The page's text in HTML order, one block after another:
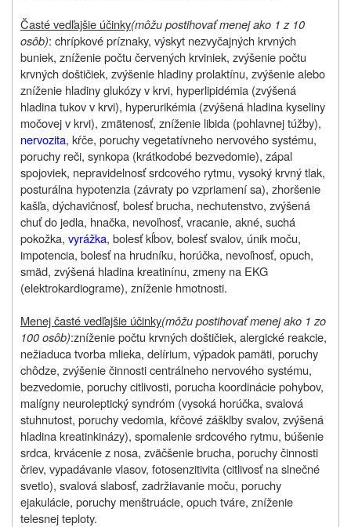
Časté vedľajšie účinky(môžu postihovať menej ako 1 z 10
osôb): chrípkové príznaky, výskyt nezvyčajných krvných
buniek, zníženie počtu červených krviniek, zvýšenie počtu
krvných doštičiek, zvýšenie hladiny prolaktínu, zvýšenie alebo
zníženie hladiny glukózy v krvi, hyperlipidémia (zvýšená
hladina tukov v krvi), hyperurikémia (zvýšená hladina kyseliny
močovej v krvi), zmätenosť, zníženie libida (pohlavnej túžby),
nervozita, kŕče, poruchy vegetatívneho nervového systému,
poruchy reči, synkopa (krátkodobé bezvedomie), zápal
spojoviek, nepravidelnosť srdcového rytmu, vysoký krvný tlak,
posturálna hypotenzia (závraty po vzpriamení sa), zhoršenie
kašľa, dýchavičnosť, bolesť brucha, nechutenstvo, zvýšená
chuť do jedla, hnačka, nevoľnosť, vracanie, akné, suchá
pokožka, vyrážka, bolesť kĺbov, bolesť svalov, únik moču,
impotencia, bolesť na hrudníku, horúčka, nevoľnosť, opuch,
smäd, zvýšená hladina kreatinínu, zmeny na EKG
(elektrokardiograme), zníženie hmotnosti.
Menej časté vedľajšie účinky(môžu postihovať menej ako 1 zo
100 osôb):zníženiepočtu krvných doštičiek, alergické reakcie,
nežiaduca tvorba mlieka, delírium, výpadok pamäti, poruchy
chôdze, zvýšenie činnosti centrálneho nervového systému,
bezvedomie, poruchy citlivosti, porucha koordinácie pohybov,
malígny neuroleptický syndróm (vysoká horúčka, svalová
stuhnutost, poruchy vedomia, kŕčové zášklby svalov, zvýšená
hladina kreatinkinázy), spomalenie srdcového rytmu, búšenie
srdca, krvácenie z nosa, zväčšenie brucha, poruchy činnosti
čriev, vypadávanie vlasov, fotosenzitivita (citlivosť na slnečné
svetlo), svalová slabosť, zadržiavanie moču, poruchy
ejakulácie, poruchy menštruácie, opuch tváre, zníženie
telesnej teploty.